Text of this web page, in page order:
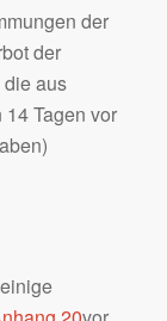
der
der
aus
Tagen vor